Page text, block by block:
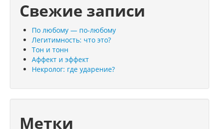
Свежие записи
По любому — по-любому
Легитимность: что это?
Тон и тонн
Аффект и эффект
Некролог: где ударение?
Метки